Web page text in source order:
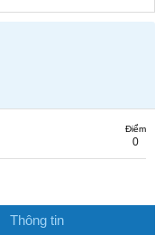
Điểm
0
Thông tin